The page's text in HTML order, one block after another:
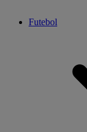
Futebol